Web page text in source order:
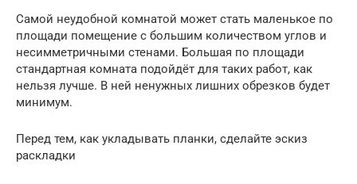
Самой неудобной комнатой может стать маленькое по
площади помещение с большим количеством углов и
несимметричными стенами. Большая по площади
стандартная комната подойдёт для таких работ, как
нельзя лучше. В ней ненужных лишних обрезков будет
минимум.
Перед тем, как укладывать планки, сделайте эскиз
раскладки